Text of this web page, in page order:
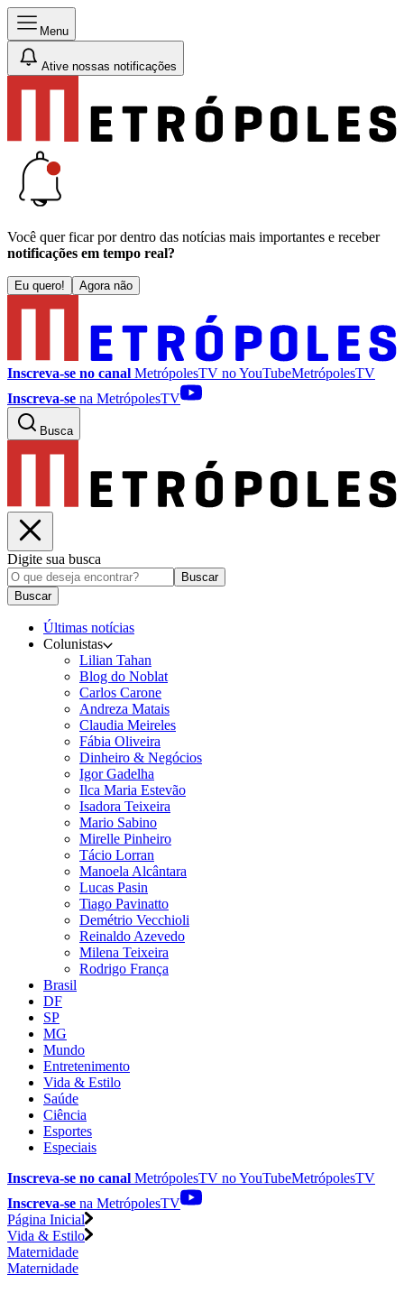
Menu
Ative nossas notificações
Você quer ficar por dentro das notícias mais importantes e receber
notificações em tempo real?
Eu quero! Agora não
Inscreva-se no canal MetrópolesTV noYouTubeMetrópolesTV
Inscreva-se na MetrópolesTV
Busca
Digite sua busca
Buscar
Buscar
Últimas notícias
Colunistas
Lilian Tahan
Blog do Noblat
Carlos Carone
Andreza Matais
Claudia Meireles
Fábia Oliveira
Dinheiro & Negócios
Igor Gadelha
Ilca Maria Estevão
Isadora Teixeira
Mario Sabino
Mirelle Pinheiro
Tácio Lorran
Manoela Alcântara
Lucas Pasin
Tiago Pavinatto
Demétrio Vecchioli
Reinaldo Azevedo
Milena Teixeira
Rodrigo França
Brasil
DF
SP
MG
Mundo
Entretenimento
Vida & Estilo
Saúde
Ciência
Esportes
Especiais
Inscreva-se no canal MetrópolesTV noYouTubeMetrópolesTV
Inscreva-se na MetrópolesTV
Página Inicial
Vida & Estilo
Maternidade
Maternidade